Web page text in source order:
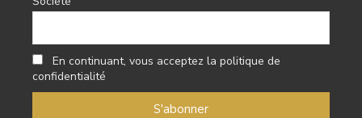
En continuant, vous acceptez la politique de
confidentialité